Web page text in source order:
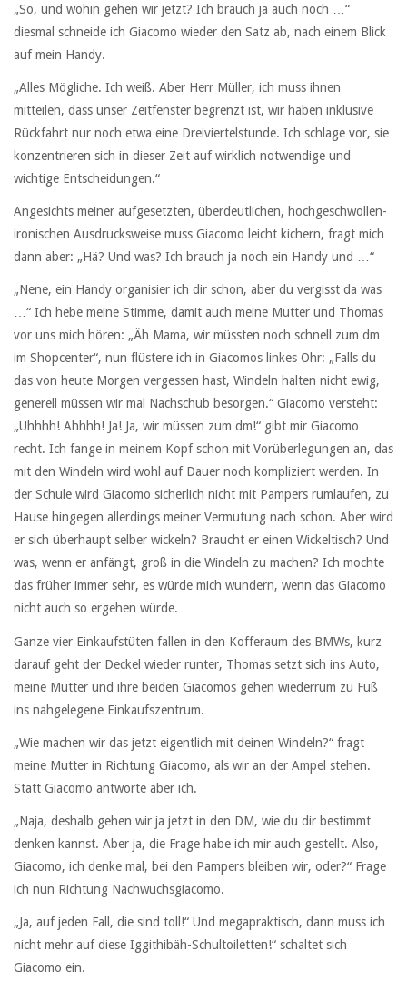
„So, und wohin gehen wir jetzt? Ich brauch ja auch noch …“
diesmal schneide ich Giacomo wieder den Satz ab, nach einem Blick
auf mein Handy.
„Alles Mögliche. Ich weiß. Aber Herr Müller, ich muss ihnen
mitteilen, dass unser Zeitfenster begrenzt ist, wir haben inklusive
Rückfahrt nur noch etwa eine Dreiviertelstunde. Ich schlage vor, sie
konzentrieren sich in dieser Zeit auf wirklich notwendige und
wichtige Entscheidungen.“
Angesichts meiner aufgesetzten, überdeutlichen, hochgeschwollen-
ironischen Ausdrucksweise muss Giacomo leicht kichern, fragt mich
dann aber: „Hä? Und was? Ich brauch ja noch ein Handy und …“
„Nene, ein Handy organisier ich dir schon, aber du vergisst da was
…“ Ich hebe meine Stimme, damit auch meine Mutter und Thomas
vor uns mich hören: „Äh Mama, wir müssten noch schnell zum dm
im Shopcenter“, nun flüstere ich in Giacomos linkes Ohr: „Falls du
das von heute Morgen vergessen hast, Windeln halten nicht ewig,
generell müssen wir mal Nachschub besorgen.“ Giacomo versteht:
„Uhhhh! Ahhhh! Ja! Ja, wir müssen zum dm!“ gibt mir Giacomo
recht. Ich fange in meinem Kopf schon mit Vorüberlegungen an, das
mit den Windeln wird wohl auf Dauer noch kompliziert werden. In
der Schule wird Giacomo sicherlich nicht mit Pampers rumlaufen, zu
Hause hingegen allerdings meiner Vermutung nach schon. Aber wird
er sich überhaupt selber wickeln? Braucht er einen Wickeltisch? Und
was, wenn er anfängt, groß in die Windeln zu machen? Ich mochte
das früher immer sehr, es würde mich wundern, wenn das Giacomo
nicht auch so ergehen würde.
Ganze vier Einkaufstüten fallen in den Kofferaum des BMWs, kurz
darauf geht der Deckel wieder runter, Thomas setzt sich ins Auto,
meine Mutter und ihre beiden Giacomos gehen wiederrum zu Fuß
ins nahgelegene Einkaufszentrum.
„Wie machen wir das jetzt eigentlich mit deinen Windeln?“ fragt
meine Mutter in Richtung Giacomo, als wir an der Ampel stehen.
Statt Giacomo antworte aber ich.
„Naja, deshalb gehen wir ja jetzt in den DM, wie du dir bestimmt
denken kannst. Aber ja, die Frage habe ich mir auch gestellt. Also,
Giacomo, ich denke mal, bei den Pampers bleiben wir, oder?“ Frage
ich nun Richtung Nachwuchsgiacomo.
„Ja, auf jeden Fall, die sind toll!“ Und megapraktisch, dann muss ich
nicht mehr auf diese Iggithibäh-Schultoiletten!“ schaltet sich
Giacomo ein.